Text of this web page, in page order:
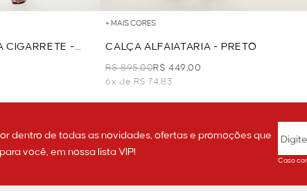
CIGARRETE -
+ MAIS CORES
CALÇA ALFAIATARIA - PRETO
R$ 895,00R$ 449,00
6x de R$ 74,83
dentro de todas as novidades, ofertas e promoções que
você, em nossa lista VIP!
Caso